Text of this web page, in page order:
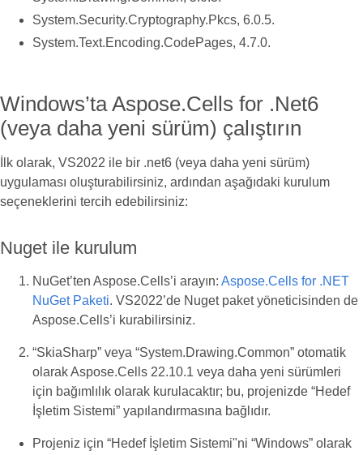
System.Security.Cryptography.Pkcs, 6.0.5.
System.Text.Encoding.CodePages, 4.7.0.
Windows’ta Aspose.Cells for .Net6
(veya daha yeni sürüm) çalıştırın
İlk olarak, VS2022 ile bir .net6 (veya daha yeni sürüm)
uygulaması oluşturabilirsiniz, ardından aşağıdaki kurulum
seçeneklerini tercih edebilirsiniz:
Nuget ile kurulum
NuGet’ten Aspose.Cells’i arayın: Aspose.Cells for .NET
NuGet Paketi. VS2022’de Nuget paket yöneticisinden de
Aspose.Cells’i kurabilirsiniz.
“SkiaSharp” veya “System.Drawing.Common” otomatik
olarak Aspose.Cells 22.10.1 veya daha yeni sürümleri
için bağımlılık olarak kurulacaktır; bu, projenizde “Hedef
İşletim Sistemi” yapılandırmasına bağlıdır.
Projeniz için “Hedef İşletim Sistemi"ni “Windows” olarak